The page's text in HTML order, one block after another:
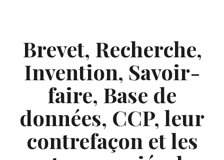
Brevet, Recherche,
Invention, Savoir-
faire, Base de
données, CCP, leur
contrefaçon et les